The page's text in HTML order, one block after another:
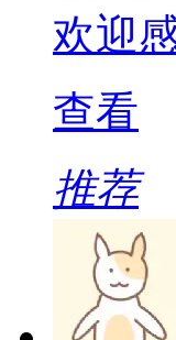
欢迎
查看
推荐